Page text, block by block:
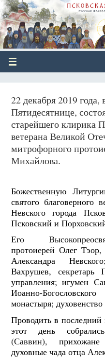
22 декабря 2019
Пятидесятнице,
старейшего клирика
ветерана Великой
митрофорного
Михайлова.
Божественную
святого благоверного
Невского города
Псковский и
Его
протоиерей Олег Тэор,
Александра
Вахрушев, секретарь
управления; игумен
Иоанно-
монастыря;
Проводить в
этот день
(Саввин),
духовные чада отца